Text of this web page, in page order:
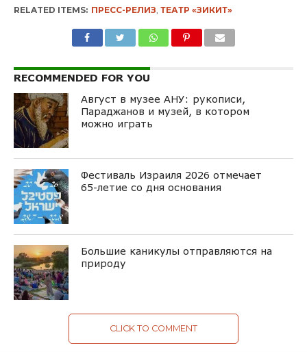
RELATED ITEMS: ПРЕСС-РЕЛИЗ, ТЕАТР «ЗИКИТ»
RECOMMENDED FOR YOU
Август в музее АНУ: рукописи,
Параджанов и музей, в котором
можно играть
Фестиваль Израиля 2026 отмечает
65-летие со дня основания
Большие каникулы отправляются на
природу
CLICK TO COMMENT